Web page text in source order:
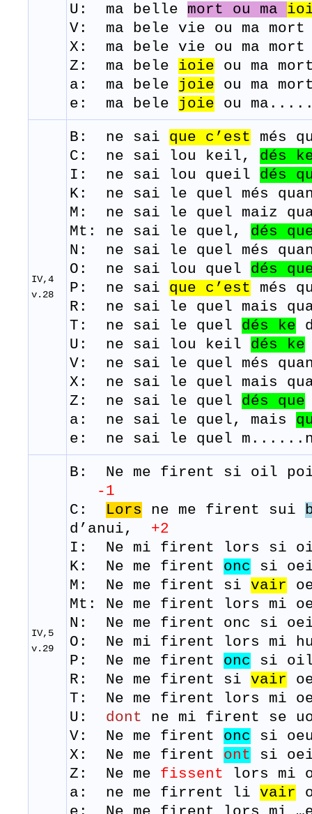
U: ma belle mort ou ma
V: ma bele vie ou ma
​X: ma bele vie ou ma
Z: ma bele ioie ou ma
a: ma bele joie ou ma
e: ma bele joie ou
IV,4
v.28
B: ne sai que c’est més
C: ne sai lou keil, dés
I: ne sai lou queil dés
K: ne sai le quel més
M: ne sai le quel maiz
Mt: ne sai le quel, dés
N: ne sai le quel més
O: ne sai lou quel dés
P: ne sai que c’est més
R: ne sai le quel mais
T: ne sai le quel dés ke
U: ne sai lou keil dés ke
V: ne sai le quel més
X: ne sai le quel mais
Z: ne sai le quel dés que
a: ne sai le quel, mais
e: ne sai le quel
IV,5
v.29
B: Ne me firent si oil
-1
C: Lors ne me firent sui
d’anui, +2
I: Ne mi firent lors si
K: Ne me firent onc si
M: Ne me firent si vair
Mt: Ne me firent lors mi
N: Ne me firent onc si
O: Ne mi firent lors mi
P: Ne me firent onc si oil
R: Ne me firent si vair
T: Ne me firent lors mi
U: dont ne mi firent se
V: Ne me firent onc si
X: Ne me firent ont si
Z: Ne me fissent lors mi
a: ne me firrent li vair